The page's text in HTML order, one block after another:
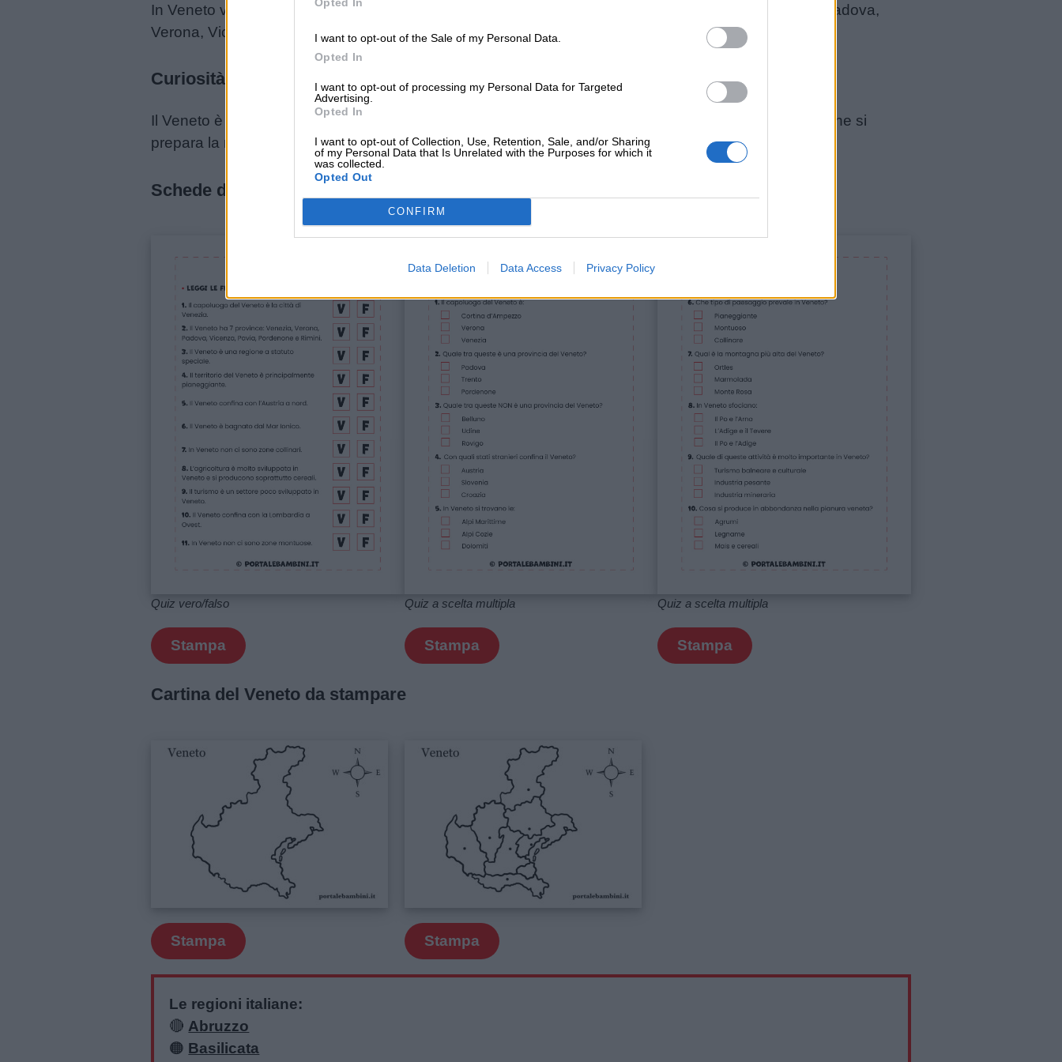
I want to opt-out of the Sale of my Personal Data.
Opted In
I want to opt-out of processing my Personal Data for Targeted
Advertising.
Opted In
I want to opt-out of Collection, Use, Retention, Sale, and/or Sharing
of my Personal Data that Is Unrelated with the Purposes for which it
was collected.
Opted Out
CONFIRM
Data Deletion Data Access Privacy Policy
In Veneto vivono circa 5 milioni di persone. Il capoluogo è Venezia; le altre provincie sono: Belluno, Padova,
Verona, Vicenza, Rovigo e Treviso.
Curiosità
Il Veneto è ricco di tradizioni popolari curiose e affascinanti. Una di queste è la
, che si
prepara la notte del 28 giugno.
Schede didattiche
Quiz vero/falso
Stampa
Quiz a scelta multipla
Stampa
Quiz a scelta multipla
Stampa
Cartina del Veneto da stampare
Stampa Stampa
Le regioni italiane:
🔴 Abruzzo
🟠 Basilicata